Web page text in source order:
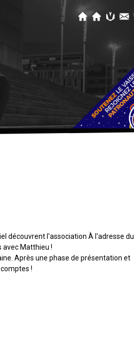
découvrent l'association À l'adresse du
avec Matthieu !
Après une phase de présentation et
!